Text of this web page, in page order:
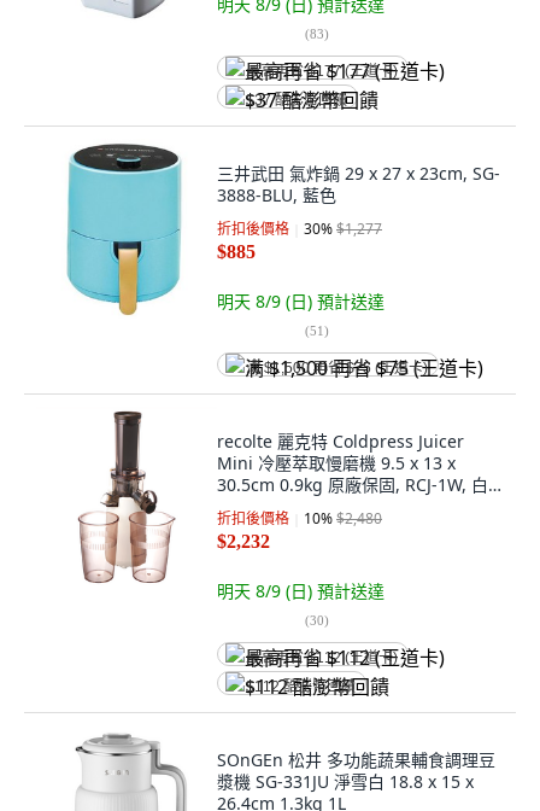
(83)
最高再省 $177 (王道卡)
$37 酷澎幣回饋
三井武田 氣炸鍋 29 x 27 x 23cm, SG-
3888-BLU, 藍色
折扣後價格 30%$1,277
$885
明天 8/9 (日) 預計送達
(51)
满 $1,500 再省 $75 (王道卡)
recolte 麗克特 Coldpress Juicer
Mini 冷壓萃取慢磨機 9.5 x 13 x
30.5cm 0.9kg 原廠保固, RCJ-1W, 白
色
折扣後價格 10%$2,480
$2,232
明天 8/9 (日) 預計送達
(30)
最高再省 $112 (王道卡)
$112 酷澎幣回饋
SOnGEn 松井 多功能蔬果輔食調理豆
漿機 SG-331JU 淨雪白 18.8 x 15 x
26.4cm 1.3kg 1L